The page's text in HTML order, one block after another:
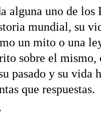
alguna uno de los
mundial, su
un mito o una
sobre el mismo,
pasado y su vida
que respuestas.